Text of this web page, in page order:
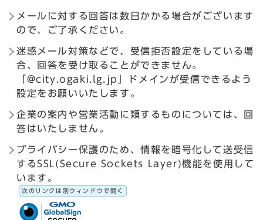
メールに対する回答は数日かかる場合がございます
ので、ご了承ください。
迷惑メール対策などで、受信拒否設定をしている場
合、回答を受け取ることができません。
「@city.ogaki.lg.jp」ドメインが受信できるよう
設定をお願いいたします。
企業の案内や営業活動に類するものについては、回
答はいたしません。
プライバシー保護のため、情報を暗号化して送受信
するSSL(Secure Sockets Layer)機能を使用して
います。
次のリンクは別ウィンドウで開く